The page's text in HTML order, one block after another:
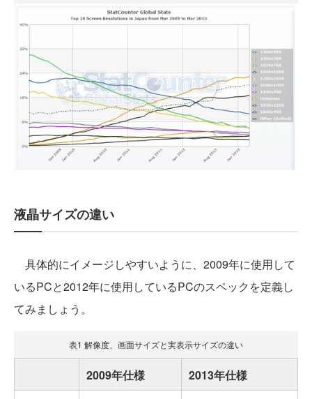
液晶サイズの違い
具体的にイメージしやすいように、2009年に使用して
いるPCと2012年に使用しているPCのスペックを定義し
てみましょう。
表1 解像度、画面サイズと実表示サイズの違い
2009年仕様 2013年仕様